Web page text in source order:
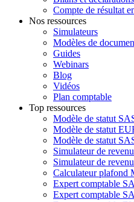
Compte de résultat
Nos ressources
Simulateurs
Modèles de
Guides
Webinars
Blog
Vidéos
Plan comptable
Top ressources
Modèle de statut
Modèle de statut
Modèle de statut
Simulateur de
Simulateur de
Calculateur plafond
Expert comptable
Expert comptable